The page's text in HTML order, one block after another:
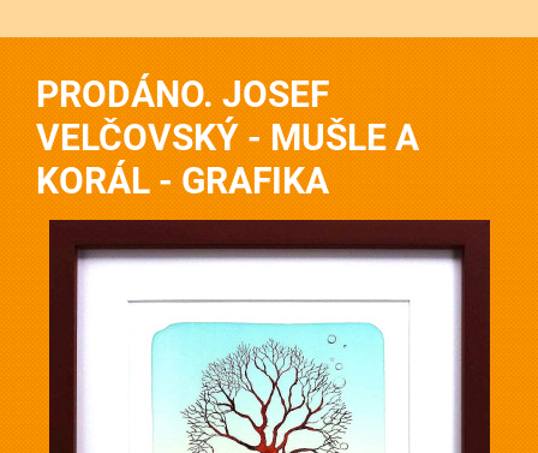
PRODÁNO. JOSEF
VELČOVSKÝ - MUŠLE A
KORÁL - GRAFIKA